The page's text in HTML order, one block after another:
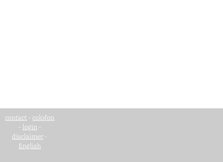
contact - colofon
- login -
disclaimer -
English